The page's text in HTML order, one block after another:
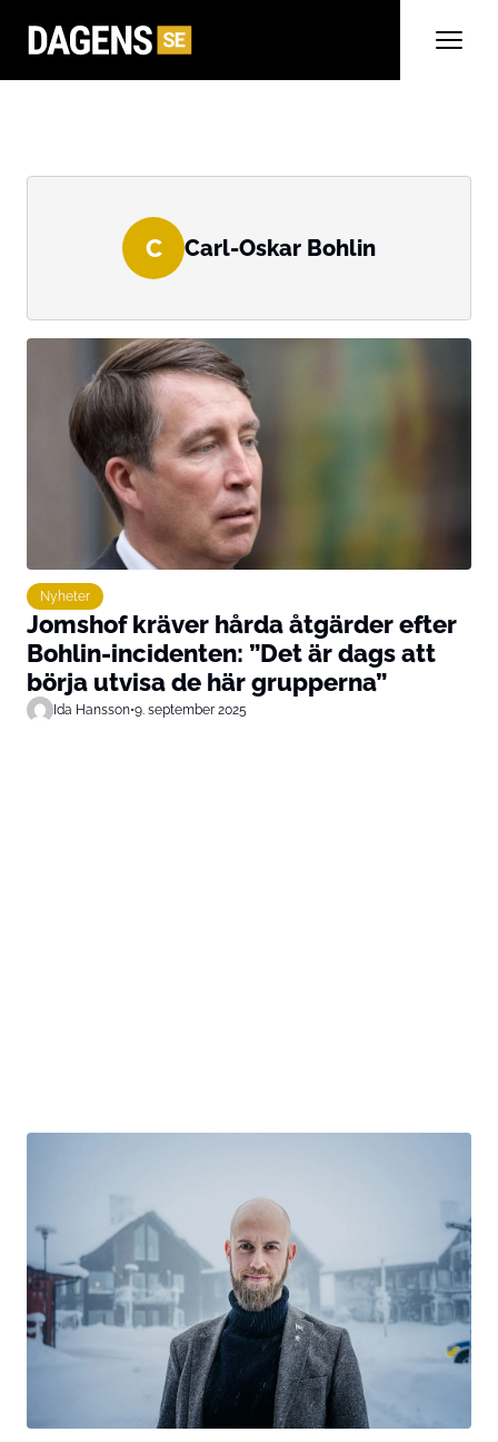
C Carl-Oskar Bohlin
Nyheter
Jomshof kräver hårda åtgärder efter
Bohlin-incidenten: ”Det är dags att
börja utvisa de här grupperna”
Ida Hansson•9. september 2025